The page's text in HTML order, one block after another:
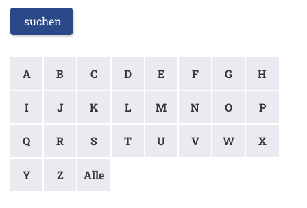
suchen
A B C D E F G H
I J K L M N O P
Q R S T U V W X
Y Z Alle